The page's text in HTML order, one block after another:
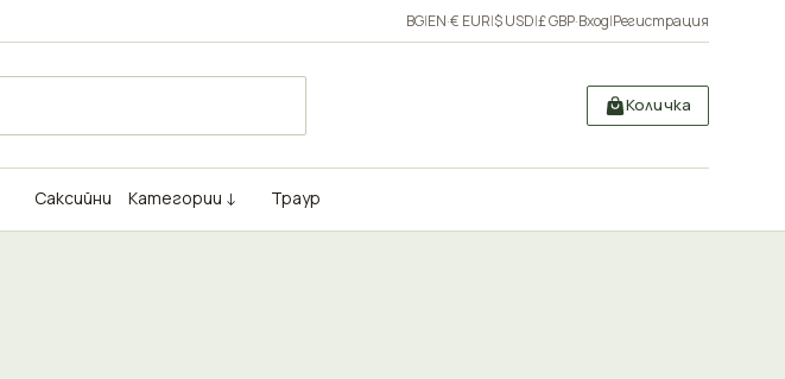
BG|EN·€ EUR|$ USD|£ GBP·Вход|Регистрация
Количка
Саксийни Категории ↓ Траур